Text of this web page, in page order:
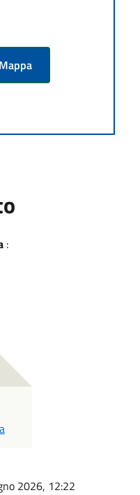
:
2026, 12:22